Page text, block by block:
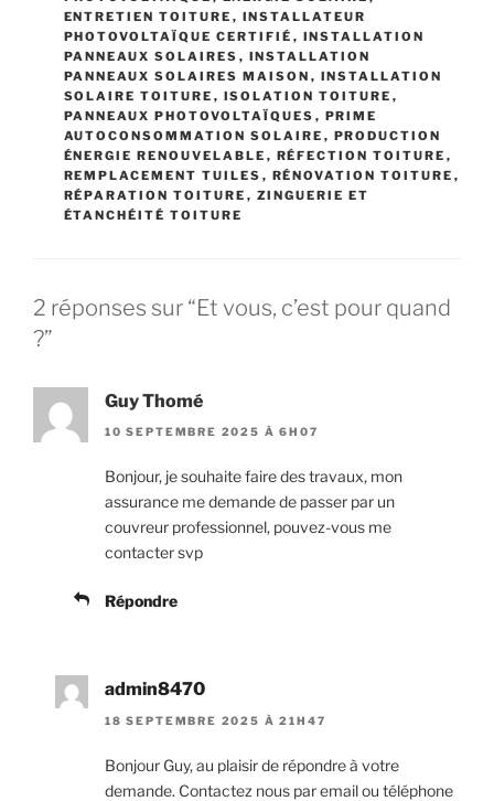
ENTRETIEN TOITURE , INSTALLATEUR
PHOTOVOLTAÏQUE CERTIFIÉ , INSTALLATION
PANNEAUX SOLAIRES , INSTALLATION
PANNEAUX SOLAIRES MAISON , INSTALLATION
SOLAIRE TOITURE , ISOLATION TOITURE ,
PANNEAUX PHOTOVOLTAÏQUES , PRIME
AUTOCONSOMMATION SOLAIRE , PRODUCTION
ÉNERGIE RENOUVELABLE , RÉFECTION TOITURE ,
REMPLACEMENT TUILES , RÉNOVATION TOITURE ,
RÉPARATION TOITURE , ZINGUERIE ET
ÉTANCHÉITÉ TOITURE
2 réponses sur “Et vous, c’est pour quand
?”
Guy Thomé
10 SEPTEMBRE 2025 À 6H07
Bonjour, je souhaite faire des travaux, mon
assurance me demande de passer par un
couvreur professionnel, pouvez-vous me
contacter svp
Répondre
admin8470
18 SEPTEMBRE 2025 À 21H47
Bonjour Guy, au plaisir de répondre à votre
demande. Contactez nous par email ou téléphone